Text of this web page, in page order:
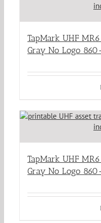
TapMark UHF MR6
Gray No Logo
TapMark UHF
Gray No Logo